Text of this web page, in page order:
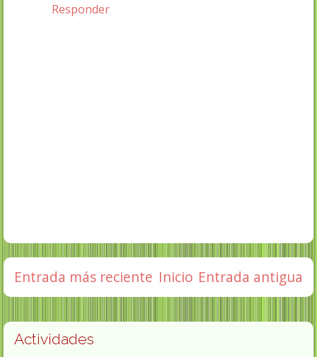
Responder
Entrada más reciente Entrada antigua
Inicio
Actividades